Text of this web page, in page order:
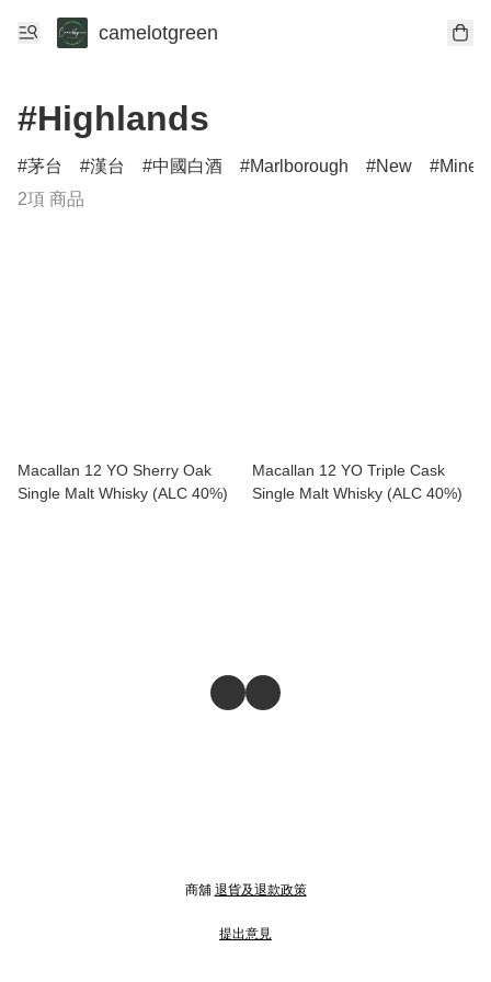
camelotgreen
#Highlands
茅台 漢台 中國白酒 Marlborough New
2項 商品
Macallan 12 YO Sherry Oak
Single Malt Whisky (ALC 40%)
Macallan 12 YO Triple Cask
Single Malt Whisky (ALC 40%)
商舖 退貨及退款政策
提出意見